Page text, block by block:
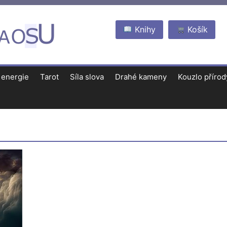
Košík
Knihy
Tarot Síla slova Drahé kameny Kouzlo